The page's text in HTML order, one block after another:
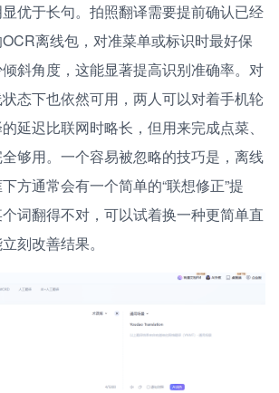
优于长句。拍照翻译需要提前确认已经
离线包，对准菜单或标识时最好保
斜角度，这能显著提高识别准确率。对
态下也依然可用，两人可以对着手机轮
延迟比联网时略长，但用来完成点菜、
够用。一个容易被忽略的技巧是，离线
方通常会有一个简单的“联想修正”提
词翻得不对，可以试着换一种更简单直
刻改善结果。